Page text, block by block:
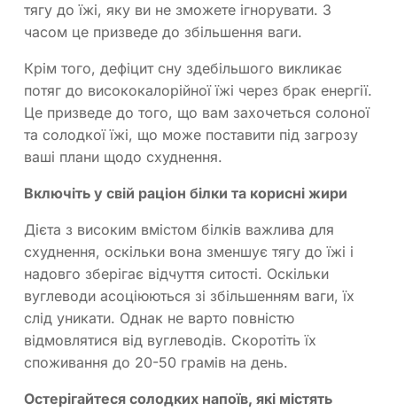
тягу до їжі, яку ви не зможете ігнорувати. З
часом це призведе до збільшення ваги.
Крім того, дефіцит сну здебільшого викликає
потяг до висококалорійної їжі через брак енергії.
Це призведе до того, що вам захочеться солоної
та солодкої їжі, що може поставити під загрозу
ваші плани щодо схуднення.
Включіть у свій раціон білки та корисні жири
Дієта з високим вмістом білків важлива для
схуднення, оскільки вона зменшує тягу до їжі і
надовго зберігає відчуття ситості. Оскільки
вуглеводи асоціюються зі збільшенням ваги, їх
слід уникати. Однак не варто повністю
відмовлятися від вуглеводів. Скоротіть їх
споживання до 20-50 грамів на день.
Остерігайтеся солодких напоїв, які містять